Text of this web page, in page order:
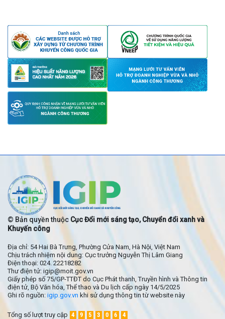
© Bản quyền thuộc Cục Đổi mới sáng tạo, Chuyển đổi xanh và
Khuyến công
Địa chỉ: 54 Hai Bà Trưng, Phường Cửa Nam, Hà Nội, Việt Nam
Chịu trách nhiệm nội dung: Cục trưởng Nguyễn Thị Lâm Giang
Điện thoại: 024. 22218282
Thư điện tử: igip@moit.gov.vn
Giấy phép số 75/GP-TTĐT do Cục Phát thanh, Truyền hình và Thông tin
điện tử, Bộ Văn hóa, Thể thao và Du lịch cấp ngày 14/5/2025
Ghi rõ nguồn: igip.gov.vn khi sử dụng thông tin từ website này
Tổng số lượt truy cập 4 9 5 3 0 6 4